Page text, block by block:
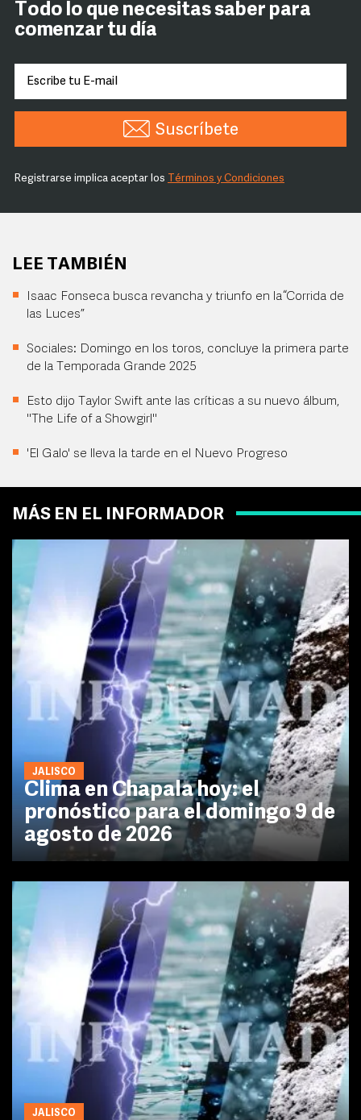
Todo lo que necesitas saber para
comenzar tu día
Suscríbete
Registrarse implica aceptar los Términos y Condiciones
LEE TAMBIÉN
Isaac Fonseca busca revancha y triunfo en la “Corrida de
las Luces”
Sociales: Domingo en los toros, concluye la primera parte
de la Temporada Grande 2025
Esto dijo Taylor Swift ante las críticas a su nuevo álbum,
"The Life of a Showgirl"
'El Galo' se lleva la tarde en el Nuevo Progreso
MÁS EN EL INFORMADOR
JALISCO
Clima en Chapala hoy: el
pronóstico para el domingo 9 de
agosto de 2026
JALISCO